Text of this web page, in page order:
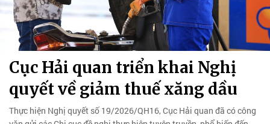
Cục Hải quan triển khai Nghị
quyết về giảm thuế xăng dầu
Thực hiện Nghị quyết số 19/2026/QH16, Cục Hải quan đã có công